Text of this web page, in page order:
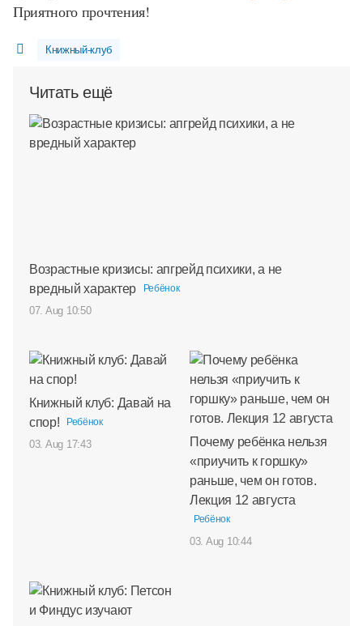
Приятного прочтения!
Книжный-клуб
Читать ещё
Возрастные кризисы: апгрейд психики, а не
вредный характер
Ребёнок
07. Aug 10:50
Книжный клуб: Давай на
спор!
Ребёнок
03. Aug 17:43
Почему ребёнка нельзя
«приучить к горшку»
раньше, чем он готов.
Лекция 12 августа
Ребёнок
03. Aug 10:44